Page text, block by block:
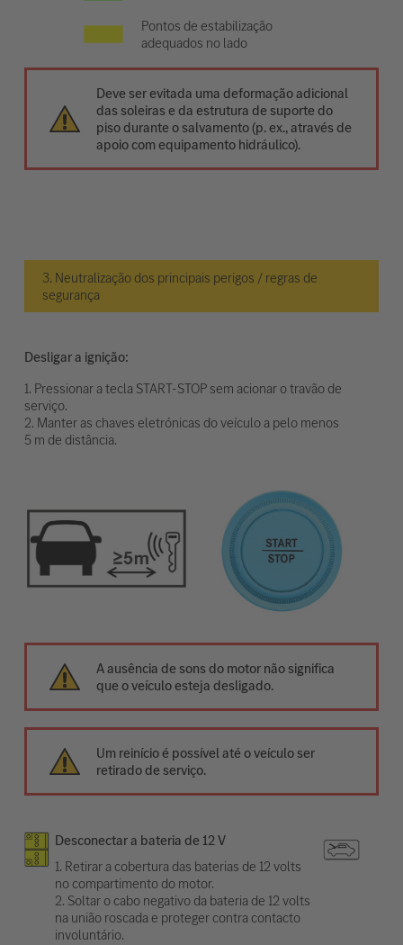
Pontos de estabilização
adequados no lado
Deve ser evitada uma deformação adicional
das soleiras e da estrutura de suporte do
piso durante o salvamento (p. ex., através de
apoio com equipamento hidráulico).
3. Neutralização dos principais perigos / regras de
segurança
Desligar a ignição:
1. Pressionar a tecla START-STOP sem acionar o travão de
serviço.
2. Manter as chaves eletrónicas do veículo a pelo menos
5 m de distância.
A ausência de sons do motor não significa
que o veículo esteja desligado.
Um reinício é possível até o veículo ser
retirado de serviço.
Desconectar a bateria de 12 V
1. Retirar a cobertura das baterias de 12 volts
no compartimento do motor.
2. Soltar o cabo negativo da bateria de 12 volts
na união roscada e proteger contra contacto
involuntário.